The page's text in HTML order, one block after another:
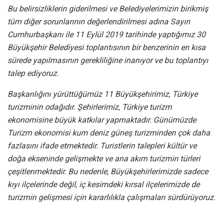
Bu belirsizliklerin giderilmesi ve Belediyelerimizin birikmiş
tüm diğer sorunlarının değerlendirilmesi adına Sayın
Cumhurbaşkanı ile 11 Eylül 2019 tarihinde yaptığımız 30
Büyükşehir Belediyesi toplantısının bir benzerinin en kısa
sürede yapılmasının gerekliliğine inanıyor ve bu toplantıyı
talep ediyoruz.
Başkanlığını yürüttüğümüz 11 Büyükşehirimiz, Türkiye
turizminin odağıdır. Şehirlerimiz, Türkiye turizm
ekonomisine büyük katkılar yapmaktadır. Günümüzde
Turizm ekonomisi kum deniz güneş turizminden çok daha
fazlasını ifade etmektedir. Turistlerin talepleri kültür ve
doğa ekseninde gelişmekte ve ana akım turizmin türleri
çeşitlenmektedir. Bu nedenle, Büyükşehirlerimizde sadece
kıyı ilçelerinde değil, iç kesimdeki kırsal ilçelerimizde de
turizmin gelişmesi için kararlılıkla çalışmaları sürdürüyoruz.